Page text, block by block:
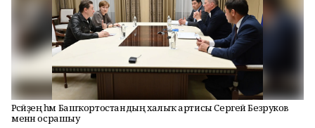
Рәсәйҙең һәм Башҡортостандың халыҡ артисы Сергей Безруков
менән осрашыу